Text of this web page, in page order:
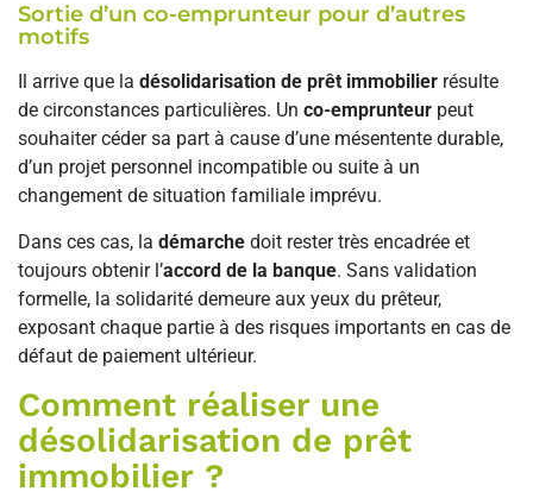
Sortie d’un co-emprunteur pour d’autres
motifs
Il arrive que la désolidarisation de prêt immobilier résulte
de circonstances particulières. Un co-emprunteur peut
souhaiter céder sa part à cause d’une mésentente durable,
d’un projet personnel incompatible ou suite à un
changement de situation familiale imprévu.
Dans ces cas, la démarche doit rester très encadrée et
toujours obtenir l’accord de la banque. Sans validation
formelle, la solidarité demeure aux yeux du prêteur,
exposant chaque partie à des risques importants en cas de
défaut de paiement ultérieur.
Comment réaliser une
désolidarisation de prêt
immobilier ?